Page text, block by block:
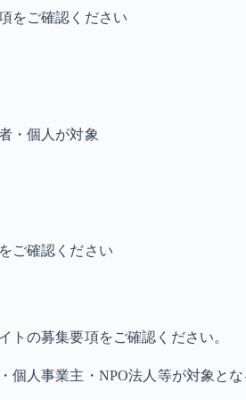
をご確認ください
・個人が対象
ご確認ください
トの募集要項をご確認ください。
個人事業主・NPO法人等が対象とな